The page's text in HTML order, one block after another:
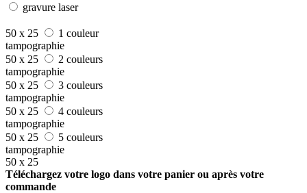
gravure laser
50 x 25
1 couleur
tampographie
50 x 25
2 couleurs
tampographie
50 x 25
3 couleurs
tampographie
50 x 25
4 couleurs
tampographie
50 x 25
5 couleurs
tampographie
50 x 25
Téléchargez votre logo dans votre panier ou après votre
commande